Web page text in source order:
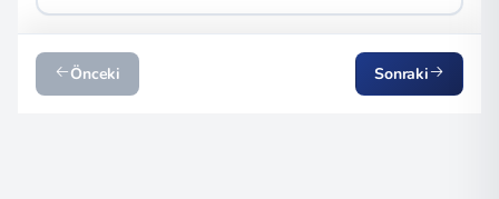
Önceki Sonraki